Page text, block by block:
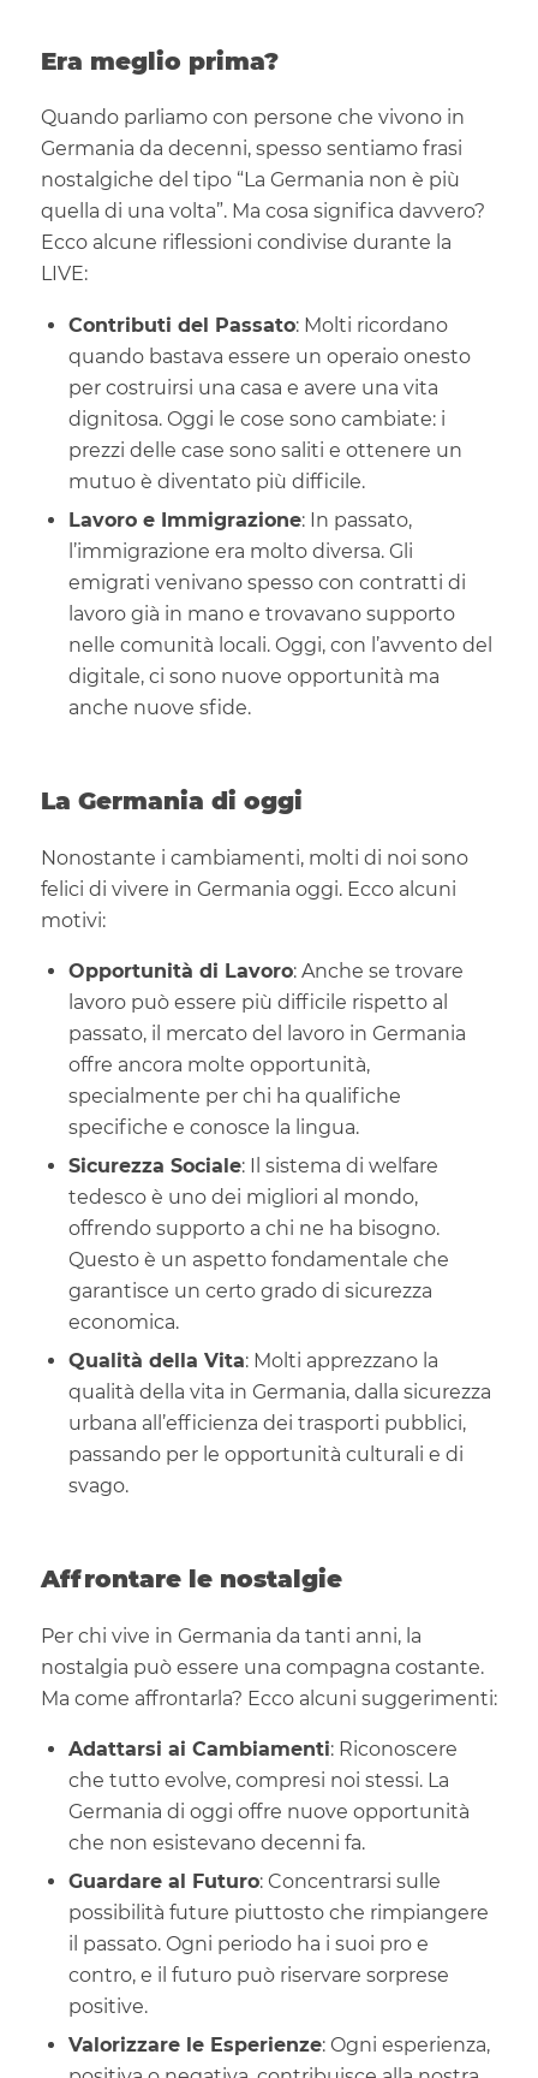
Era meglio prima?
Quando parliamo con persone che vivono in
Germania da decenni, spesso sentiamo frasi
nostalgiche del tipo “La Germania non è più
quella di una volta”. Ma cosa significa davvero?
Ecco alcune riflessioni condivise durante la
LIVE:
Contributi del Passato: Molti ricordano
quando bastava essere un operaio onesto
per costruirsi una casa e avere una vita
dignitosa. Oggi le cose sono cambiate: i
prezzi delle case sono saliti e ottenere un
mutuo è diventato più difficile.
Lavoro e Immigrazione: In passato,
l’immigrazione era molto diversa. Gli
emigrati venivano spesso con contratti di
lavoro già in mano e trovavano supporto
nelle comunità locali. Oggi, con l’avvento del
digitale, ci sono nuove opportunità ma
anche nuove sfide.
La Germania di oggi
Nonostante i cambiamenti, molti di noi sono
felici di vivere in Germania oggi. Ecco alcuni
motivi:
Opportunità di Lavoro: Anche se trovare
lavoro può essere più difficile rispetto al
passato, il mercato del lavoro in Germania
offre ancora molte opportunità,
specialmente per chi ha qualifiche
specifiche e conosce la lingua.
Sicurezza Sociale: Il sistema di welfare
tedesco è uno dei migliori al mondo,
offrendo supporto a chi ne ha bisogno.
Questo è un aspetto fondamentale che
garantisce un certo grado di sicurezza
economica.
Qualità della Vita: Molti apprezzano la
qualità della vita in Germania, dalla sicurezza
urbana all’efficienza dei trasporti pubblici,
passando per le opportunità culturali e di
svago.
Affrontare le nostalgie
Per chi vive in Germania da tanti anni, la
nostalgia può essere una compagna costante.
Ma come affrontarla? Ecco alcuni suggerimenti:
Adattarsi ai Cambiamenti: Riconoscere
che tutto evolve, compresi noi stessi. La
Germania di oggi offre nuove opportunità
che non esistevano decenni fa.
Guardare al Futuro: Concentrarsi sulle
possibilità future piuttosto che rimpiangere
il passato. Ogni periodo ha i suoi pro e
contro, e il futuro può riservare sorprese
positive.
Valorizzare le Esperienze: Ogni esperienza,